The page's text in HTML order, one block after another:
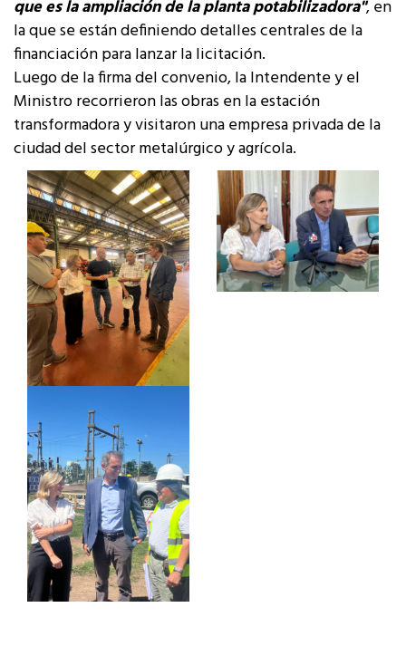
que es la ampliación de la planta potabilizadora", en
la que se están definiendo detalles centrales de la
financiación para lanzar la licitación.
Luego de la firma del convenio, la Intendente y el
Ministro recorrieron las obras en la estación
transformadora y visitaron una empresa privada de la
ciudad del sector metalúrgico y agrícola.